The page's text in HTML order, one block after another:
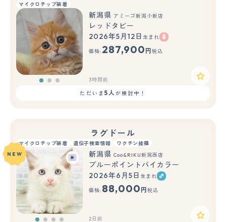
マイクロチップ装着
もっと見る
新潟県 アミーゴ新潟小新店
レッドタビー
2026年5月12日 生まれ
価格: 287,900 円 税込
3時間前
ただいま 5人が検討中！
ラグドール
マイクロチップ装着 遺伝子検査情報
ワクチン接種
NEW
新潟県 Coo&RIKU新潟西店
ブルーポイントバイカラー
2026年6月5日 生まれ
価格: 88,000 円 税込
2日前